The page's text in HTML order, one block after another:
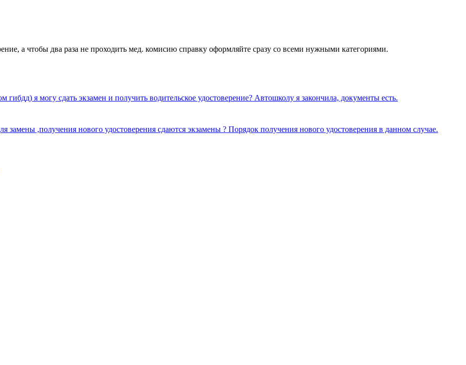
а чтобы два раза не проходить мед. комисию справку оформляйте сразу со всеми нужными категориями.
я могу сдать экзамен и получить водительское удостоверение? Автошколу я закончила, документы есть.
замены ,получения нового удостоверения сдаются экзамены ? Порядок получения нового удостоверения в данном случае.